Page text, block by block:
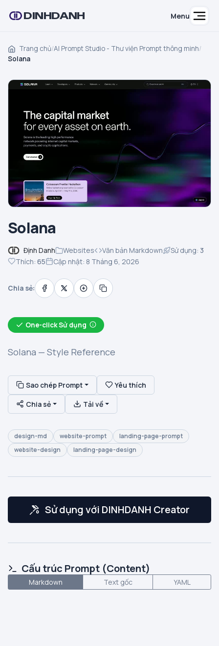
DINHDANH Menu
Trang chủ/AI Prompt Studio - Thư viện Prompt thông minh/
Solana
Solana
Định Danh Websites Văn bản Markdown Sử dụng: 3
Thích: 65 Cập nhật: 8 Tháng 6, 2026
Chia sẻ:
One-click Sử dụng
Solana — Style Reference
Sao chép Prompt Yêu thích
Chia sẻ Tải về
design-md website-prompt
landing-page-prompt
website-design
landing-page-design
Sử dụng với DINHDANH Creator
Cấu trúc Prompt (Content)
Markdown Text gốc YAML